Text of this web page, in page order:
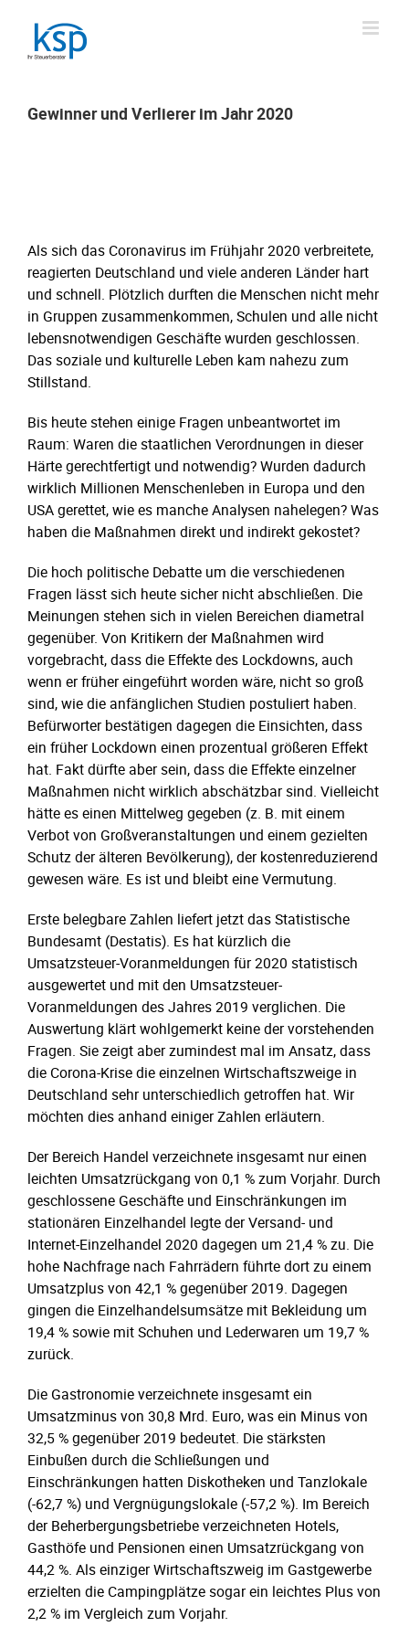
content
Gewinner und Verlierer im Jahr 2020
Als sich das Coronavirus im Frühjahr 2020 verbreitete,
reagierten Deutschland und viele anderen Länder hart
und schnell. Plötzlich durften die Menschen nicht mehr
in Gruppen zusammenkommen, Schulen und alle nicht
lebensnotwendigen Geschäfte wurden geschlossen.
Das soziale und kulturelle Leben kam nahezu zum
Stillstand.
Bis heute stehen einige Fragen unbeantwortet im
Raum: Waren die staatlichen Verordnungen in dieser
Härte gerechtfertigt und notwendig? Wurden dadurch
wirklich Millionen Menschenleben in Europa und den
USA gerettet, wie es manche Analysen nahelegen? Was
haben die Maßnahmen direkt und indirekt gekostet?
Die hoch politische Debatte um die verschiedenen
Fragen lässt sich heute sicher nicht abschließen. Die
Meinungen stehen sich in vielen Bereichen diametral
gegenüber. Von Kritikern der Maßnahmen wird
vorgebracht, dass die Effekte des Lockdowns, auch
wenn er früher eingeführt worden wäre, nicht so groß
sind, wie die anfänglichen Studien postuliert haben.
Befürworter bestätigen dagegen die Einsichten, dass
ein früher Lockdown einen prozentual größeren Effekt
hat. Fakt dürfte aber sein, dass die Effekte einzelner
Maßnahmen nicht wirklich abschätzbar sind. Vielleicht
hätte es einen Mittelweg gegeben (z. B. mit einem
Verbot von Großveranstaltungen und einem gezielten
Schutz der älteren Bevölkerung), der kostenreduzierend
gewesen wäre. Es ist und bleibt eine Vermutung.
Erste belegbare Zahlen liefert jetzt das Statistische
Bundesamt (Destatis). Es hat kürzlich die
Umsatzsteuer-Voranmeldungen für 2020 statistisch
ausgewertet und mit den Umsatzsteuer-
Voranmeldungen des Jahres 2019 verglichen. Die
Auswertung klärt wohlgemerkt keine der vorstehenden
Fragen. Sie zeigt aber zumindest mal im Ansatz, dass
die Corona-Krise die einzelnen Wirtschaftszweige in
Deutschland sehr unterschiedlich getroffen hat. Wir
möchten dies anhand einiger Zahlen erläutern.
Der Bereich Handel verzeichnete insgesamt nur einen
leichten Umsatzrückgang von 0,1 % zum Vorjahr. Durch
geschlossene Geschäfte und Einschränkungen im
stationären Einzelhandel legte der Versand- und
Internet-Einzelhandel 2020 dagegen um 21,4 % zu. Die
hohe Nachfrage nach Fahrrädern führte dort zu einem
Umsatzplus von 42,1 % gegenüber 2019. Dagegen
gingen die Einzelhandelsumsätze mit Bekleidung um
19,4 % sowie mit Schuhen und Lederwaren um 19,7 %
zurück.
Die Gastronomie verzeichnete insgesamt ein
Umsatzminus von 30,8 Mrd. Euro, was ein Minus von
32,5 % gegenüber 2019 bedeutet. Die stärksten
Einbußen durch die Schließungen und
Einschränkungen hatten Diskotheken und Tanzlokale
(-62,7 %) und Vergnügungslokale (-57,2 %). Im Bereich
der Beherbergungsbetriebe verzeichneten Hotels,
Gasthöfe und Pensionen einen Umsatzrückgang von
44,2 %. Als einziger Wirtschaftszweig im Gastgewerbe
erzielten die Campingplätze sogar ein leichtes Plus von
2,2 % im Vergleich zum Vorjahr.